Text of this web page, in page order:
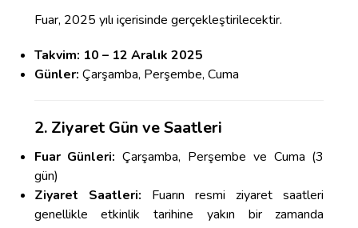
Fuar, 2025 yılı içerisinde gerçekleştirilecektir.
Takvim: 10 – 12 Aralık 2025
Günler: Çarşamba, Perşembe, Cuma
2. Ziyaret Gün ve Saatleri
Fuar Günleri: Çarşamba, Perşembe ve Cuma (3
gün)
Ziyaret Saatleri: Fuarın resmi ziyaret saatleri
genellikle etkinlik tarihine yakın bir zamanda